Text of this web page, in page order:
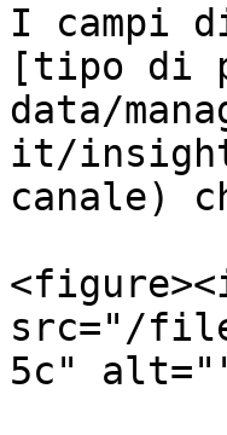
I campi
[tipo di
data/
it/
canale)
src="/
5c"